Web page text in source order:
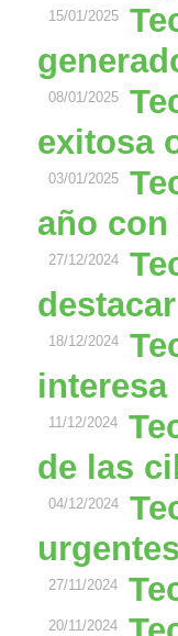
15/01/2025
08/01/2025
exitosa
03/01/2025
año con
27/12/2024
18/12/2024
interesa
11/12/2024
de las
04/12/2024
27/11/2024
20/11/2024